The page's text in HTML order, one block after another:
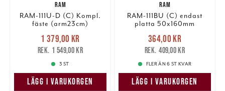
RAM
RAM-111U-D (C) Kompl.
fäste (arm23cm)
Nuvarande pris
1 379,00 krTidigare pris
1 549,00 kr
1 379,00 kr
1 549,00 kr
3 ST
LÄGG I VARUKORGEN
RAM
RAM-111BU (C) endast
platta 50x160mm
Nuvarande pris
364,00 krTidigare pris
409,00 kr
364,00 kr
409,00 kr
FLER ÄN 6 ST KVAR
LÄGG I VARUKORGEN